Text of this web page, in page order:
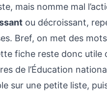
mais nomme mal
ou décroissant,
Bref, on met des
fiche reste donc utile
de l’Éducation
sur une petite liste,